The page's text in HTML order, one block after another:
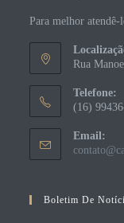
Para melhor atendê-
Rua
Telefone:
(16)
Email:
Boletim De